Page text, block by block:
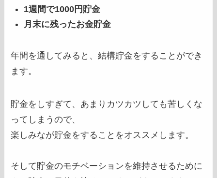
1週間で1000円貯金
月末に残ったお金貯金
年間を通してみると、結構貯金をすることができ
ます。
貯金をしすぎて、あまりカツカツしても苦しくな
ってしまうので、
楽しみなが貯金をすることをオススメします。
そして貯金のモチベーションを維持させるために